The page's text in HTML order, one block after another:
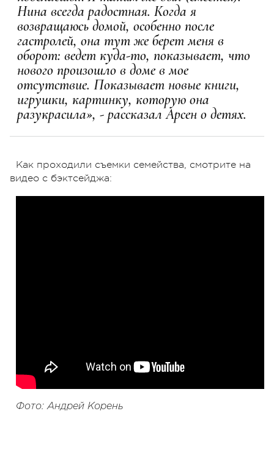
Нина всегда радостная. Когда я
возвращаюсь домой, особенно после
гастролей, она тут же берет меня в
оборот: ведет куда-то, показывает, что
нового произошло в доме в мое
отсутствие. Показывает новые книги,
игрушки, картинку, которую она
разукрасила», - рассказал Арсен о детях.
Как проходили съемки семейства, смотрите на
видео с бэктсейджа:
Фото: Андрей Корень